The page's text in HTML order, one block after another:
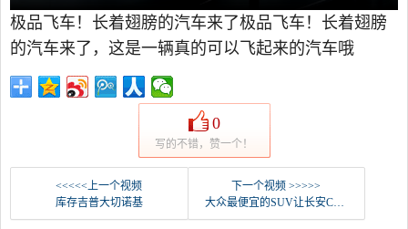
极品飞车！长着翅膀的汽车来了极品飞车！长着翅膀
的汽车来了，这是一辆真的可以飞起来的汽车哦
0
写的不错，赞一个！
<<<<<上一个视频
库存吉普大切诺基
下一个视频 >>>>>
大众最便宜的SUV让长安CS75 PLUS倍感压力。这是你的菜吗？